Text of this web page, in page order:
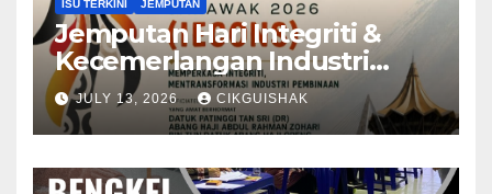
ISU TERKINI JEMPUTAN
Jemputan Hari Integriti &
Kecemerlangan Industri
Pembinaan Sarawak 2026
(IECONS 2026)
JULY 13, 2026 CIKGUISHAK